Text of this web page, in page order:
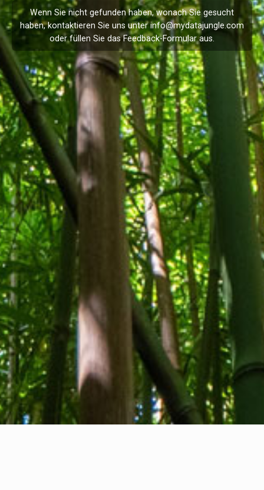
Wenn Sie nicht gefunden haben, wonach Sie gesucht
haben, kontaktieren Sie uns unterinfo@mydatajungle.com
oder füllen Sie dasFeedback-Formular aus.